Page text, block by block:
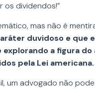
os dividendos!”
mas não é
duvidoso e que
a figura do
pela Lei americana.
um advogado não